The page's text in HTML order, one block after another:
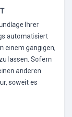
Ihrer
automatisiert
einem gängigen,
lassen. Sofern
anderen
soweit es